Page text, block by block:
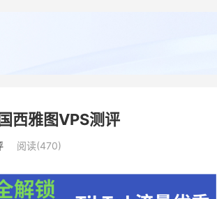
西雅图VPS测评
阅读(470)